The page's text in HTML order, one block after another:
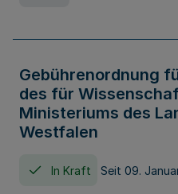
Gebührenordnung
des für
Ministeriums des
Westfalen
In Kraft Seit 09.